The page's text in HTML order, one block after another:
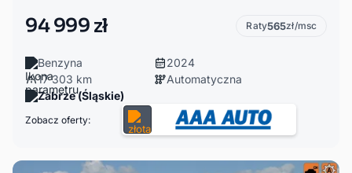
94 999 zł Raty565zł/msc
Benzyna
2024
17 303 km
Automatyczna
Zabrze (Śląskie)
Zobacz oferty: